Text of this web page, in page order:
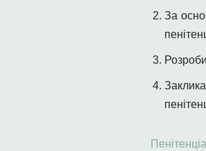
За